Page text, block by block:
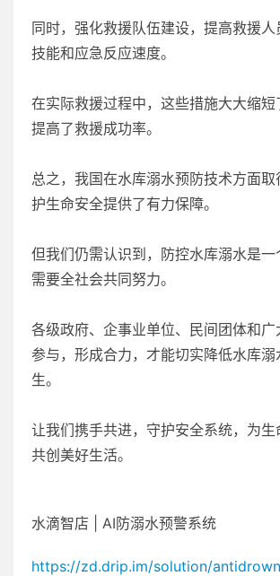
同时，强化救援队伍建设，提高救援
技能和应急反应速度。
在实际救援过程中，这些措施大大缩短
提高了救援成功率。
总之，我国在水库溺水预防技术方面
护生命安全提供了有力保障。
但我们仍需认识到，防控水库溺水是一
需要全社会共同努力。
各级政府、企事业单位、民间团体和广
参与，形成合力，才能切实降低水库溺
生。
让我们携手共进，守护安全系统，为生
共创美好生活。
水滴智店 | AI防溺水预警系统
https://zd.drip.im/solution/antidrown